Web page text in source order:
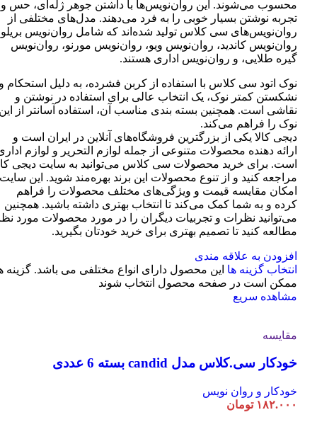
محسوب می‌شوند. این روان‌نویس‌ها با داشتن جوهر ژله‌ای، حس و
تجربه نوشتن بسیار خوبی را به فرد می‌دهند. مدل‌های مختلفی از
روان‌نویس‌های سی کلاس تولید شده‌اند که شامل روان‌نویس
روان‌نویس کاندید، روان‌نویس ویو، روان‌نویس مورنو، روان‌نویس
گیره طلایی، و روان‌نویس اداری هستند.
نوک اتود سی کلاس با استفاده از کربن فشرده، به دلیل استحکام
نشکستن کمتر نوک، یک انتخاب عالی برای استفاده در نوشتن و
نقاشی است. همچنین بسته بندی مناسب آن، استفاده آسانتر از
نوک را فراهم می‌کند.
دیجی کالا یکی از بزرگترین فروشگاه‌های آنلاین در ایران است و
ارائه دهنده محصولات متنوعی از جمله لوازم التحریر و لوازم
است. برای خرید محصولات سی کلاس می‌توانید به سایت دیجی
مراجعه کنید و از تنوع محصولات این برند بهره‌مند شوید. این سایت
امکان مقایسه قیمت و ویژگی‌های مختلف محصولات را فراهم
کرده و به شما کمک می‌کند تا انتخاب بهتری داشته باشید. همچنین
می‌توانید نظرات و تجربیات دیگران را در مورد محصولات مورد
مطالعه کنید تا تصمیم بهتری برای خرید خودتان بگیرید.
افزودن به علاقه مندی
انتخاب گزینه ها این محصول دارای انواع مختلفی می باشد. گزینه
ممکن است در صفحه محصول انتخاب شوند
مشاهده سریع
مقایسه
خودکار سی.کلاس مدل candid بسته 6 عددی
خودکار و روان نویس
۱۸۲.۰۰۰ تومان